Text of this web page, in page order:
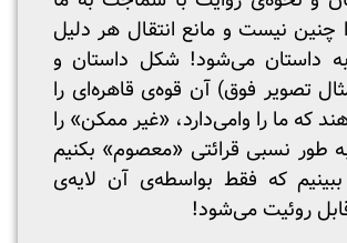
چنین نیست و مانع انتقال هر دلیل
به داستان می‌شود! شکل داستان و
تصویر فوق) آن قوه‌ی قاهره‌ای را
که ما را وامی‌دارد، «غیر ممکن» را
طور نسبی قرائتی «معصوم» بکنیم
که فقط بواسطه‌ی آن لایه‌ی
روئیت می‌شود!